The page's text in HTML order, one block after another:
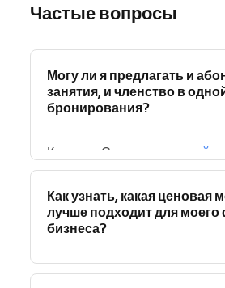
Частые вопросы
Могу ли я предлагать и
занятия, и членство в
бронирования?
Конечно. С помощью
бронирования Reservioвы
управляете обеими
пакетов абонементов до
членств. Клиенты видят
отслеживать оставшиеся
Как узнать, какая ценовая
лучше подходит для моего
бизнеса?
Регулярно отслеживайте